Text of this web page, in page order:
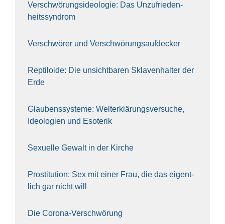
Ver­schwö­rungs­ideo­lo­gie: Das Unzufrieden­
heitssyndrom
Ver­schwö­rer und Verschwörungs­aufdecker
Rep­ti­lo­ide: Die unsicht­ba­ren Skla­ven­hal­ter der
Erde
Glau­bens­sys­te­me: Welt­erklä­rungs­ver­su­che,
Ideo­lo­gien und Eso­te­rik
Sexu­el­le Gewalt in der Kir­che
Pro­sti­tu­ti­on: Sex mit einer Frau, die das eigent­
lich gar nicht will
Die Coro­na-Ver­schwö­rung